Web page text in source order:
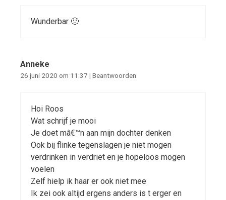
Wunderbar 🙂
Anneke
26 juni 2020 om 11:37 | Beantwoorden
Hoi Roos
Wat schrijf je mooi
Je doet mâ€™n aan mijn dochter denken
Ook bij flinke tegenslagen je niet mogen
verdrinken in verdriet en je hopeloos mogen
voelen
Zelf hielp ik haar er ook niet mee
Ik zei ook altijd ergens anders is t erger en